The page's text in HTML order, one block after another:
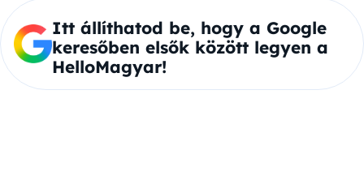
Itt állíthatod be, hogy a Google
keresőben elsők között legyen a
HelloMagyar!